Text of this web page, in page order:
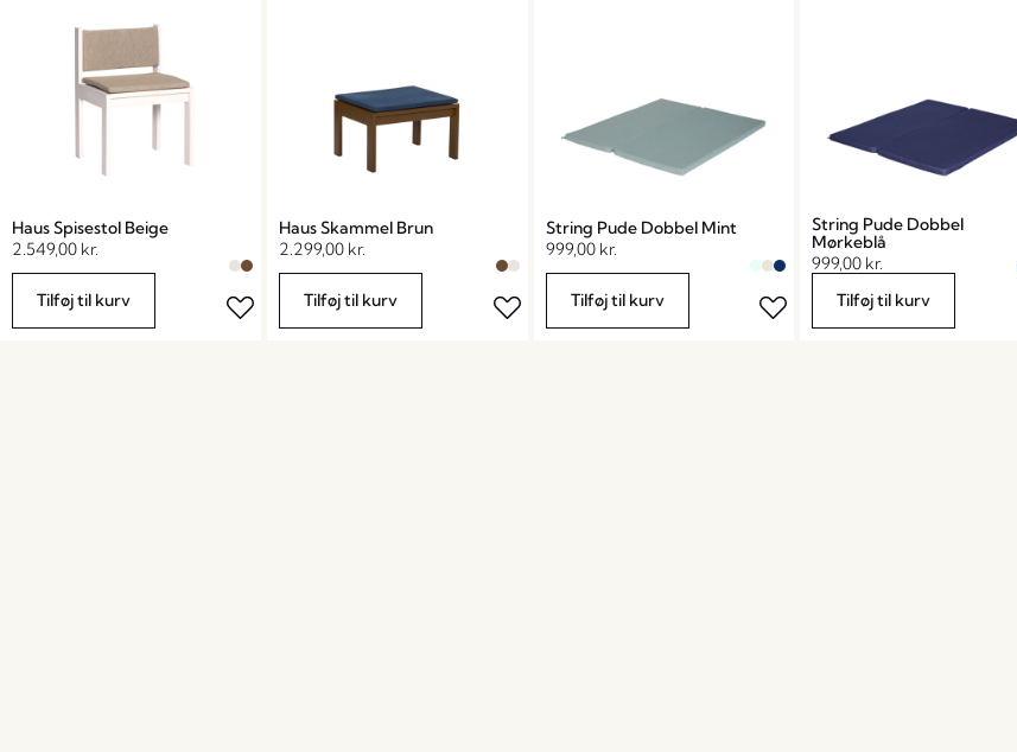
Haus Spisestol Beige
2.549,00 kr.
Tilføj til kurv
Haus Skammel Brun
2.299,00 kr.
Tilføj til kurv
String Pude Dobbel Mint
999,00 kr.
Tilføj til kurv
String Pude Dobbel
Mørkeblå
999,00 kr.
Tilføj til kurv